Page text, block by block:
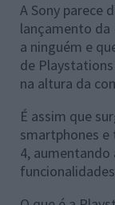
A Sony parece
lançamento da
a ninguém e
de
na altura da
É assim que
smartphones
4, aumentando